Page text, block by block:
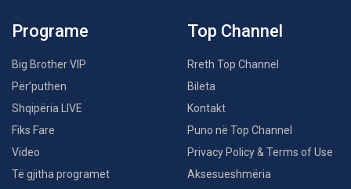
Programe
Big Brother VIP
Për’puthen
Shqipëria LIVE
Fiks Fare
Video
Të gjitha programet
Top Channel
Rreth Top Channel
Bileta
Kontakt
Puno në Top Channel
Privacy Policy & Terms of Use
Aksesueshmëria